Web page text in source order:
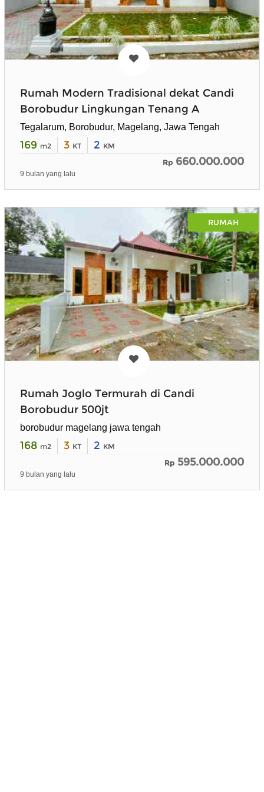
Rumah Modern Tradisional dekat Candi
Borobudur Lingkungan Tenang A
Tegalarum, Borobudur, Magelang, Jawa Tengah
169 m2 3 KT 2 KM
Rp 660.000.000
9 bulan yang lalu
RUMAH
Rumah Joglo Termurah di Candi
Borobudur 500jt
borobudur magelang jawa tengah
168 m2 3 KT 2 KM
Rp 595.000.000
9 bulan yang lalu